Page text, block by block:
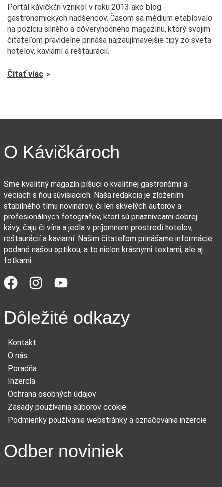
Portál kávičkári vznikol v roku 2013 ako blog
gastronomických nadšencov. Časom sa médium etablovalo
na pozíciu silného a dôveryhodného magazínu, ktorý svojim
čitateľom pravidelne prináša najzaujímavejšie tipy zo sveta
hotelov, kaviarní a reštaurácií.
Čítať viac
O Kávičkároch
Sme kvalitný magazín píšuci o kvalitnej gastronómii a
veciach s ňou súvisiacich. Naša redakcia je zložením
stabilného tímu novinárov, či len skvelých autorov a
profesionálnych fotografov, ktorí sú priaznivcami dobrej
kávy, čaju či vína a jedla v príjemnom prostredí hotelov,
reštaurácií a kaviarní. Našim čitateľom prinášame informácie
podané našou optikou, a to nielen krásnymi textami, ale aj
fotkami.
Dôležité odkazy
Kontakt
O nás
Poradňa
Inzercia
Ochrana osobných údajov
Zásady používania súborov cookie
Podmienky používania webstránky a označovania inzercie
Odber noviniek